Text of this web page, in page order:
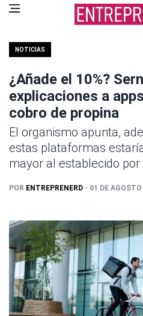
NOTICIAS
¿Añade el 10%?
explicaciones a
cobro de propina
El organismo apunta,
estas plataformas
mayor al establecido por
POR ENTREPRENERD - 01 DE